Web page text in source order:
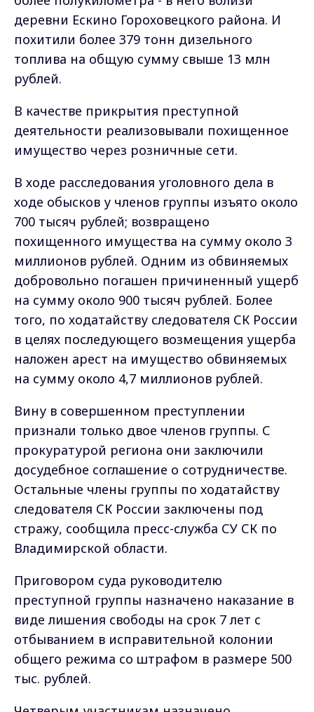
деревни Ескино Гороховецкого района. И
похитили более 379 тонн дизельного
топлива на общую сумму свыше 13 млн
рублей.
В качестве прикрытия преступной
деятельности реализовывали похищенное
имущество через розничные сети.
В ходе расследования уголовного дела в
ходе обысков у членов группы изъято около
700 тысяч рублей; возвращено
похищенного имущества на сумму около 3
миллионов рублей. Одним из обвиняемых
добровольно погашен причиненный ущерб
на сумму около 900 тысяч рублей. Более
того, по ходатайству следователя СК России
в целях последующего возмещения ущерба
наложен арест на имущество обвиняемых
на сумму около 4,7 миллионов рублей.
Вину в совершенном преступлении
признали только двое членов группы. С
прокуратурой региона они заключили
досудебное соглашение о сотрудничестве.
Остальные члены группы по ходатайству
следователя СК России заключены под
стражу, сообщила пресс-служба СУ СК по
Владимирской области.
Приговором суда руководителю
преступной группы назначено наказание в
виде лишения свободы на срок 7 лет с
отбыванием в исправительной колонии
общего режима со штрафом в размере 500
тыс. рублей.